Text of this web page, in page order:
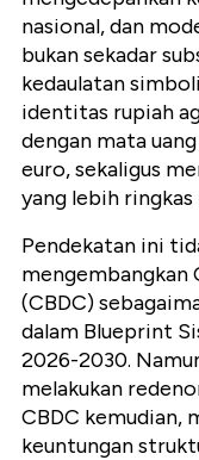
nasional, dan
bukan sekadar
kedaulatan
identitas rupiah
dengan mata
euro, sekaligus
yang lebih
Pendekatan ini
mengembangkan
(CBDC)
dalam Blueprint
2026-2030.
melakukan
CBDC kemudian,
keuntungan